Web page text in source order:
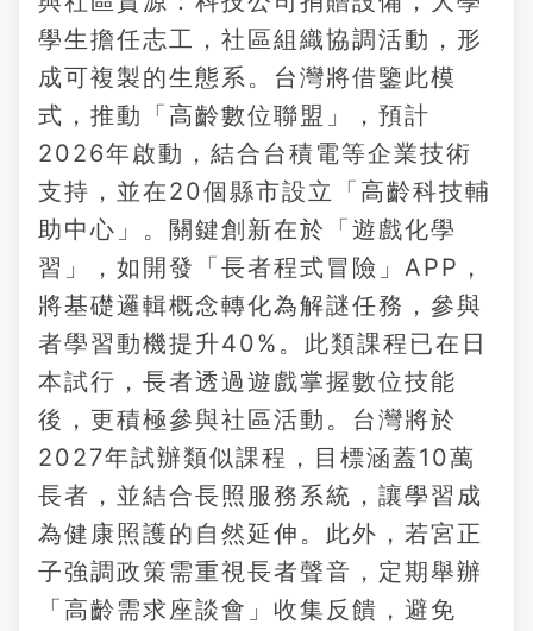
學生擔任志工，社區組織協調活動，形
成可複製的生態系。台灣將借鑒此模
式，推動「高齡數位聯盟」，預計
2026年啟動，結合台積電等企業技術
支持，並在20個縣市設立「高齡科技輔
助中心」。關鍵創新在於「遊戲化學
習」，如開發「長者程式冒險」APP，
將基礎邏輯概念轉化為解謎任務，參與
者學習動機提升40%。此類課程已在日
本試行，長者透過遊戲掌握數位技能
後，更積極參與社區活動。台灣將於
2027年試辦類似課程，目標涵蓋10萬
長者，並結合長照服務系統，讓學習成
為健康照護的自然延伸。此外，若宮正
子強調政策需重視長者聲音，定期舉辦
「高齡需求座談會」收集反饋，避免